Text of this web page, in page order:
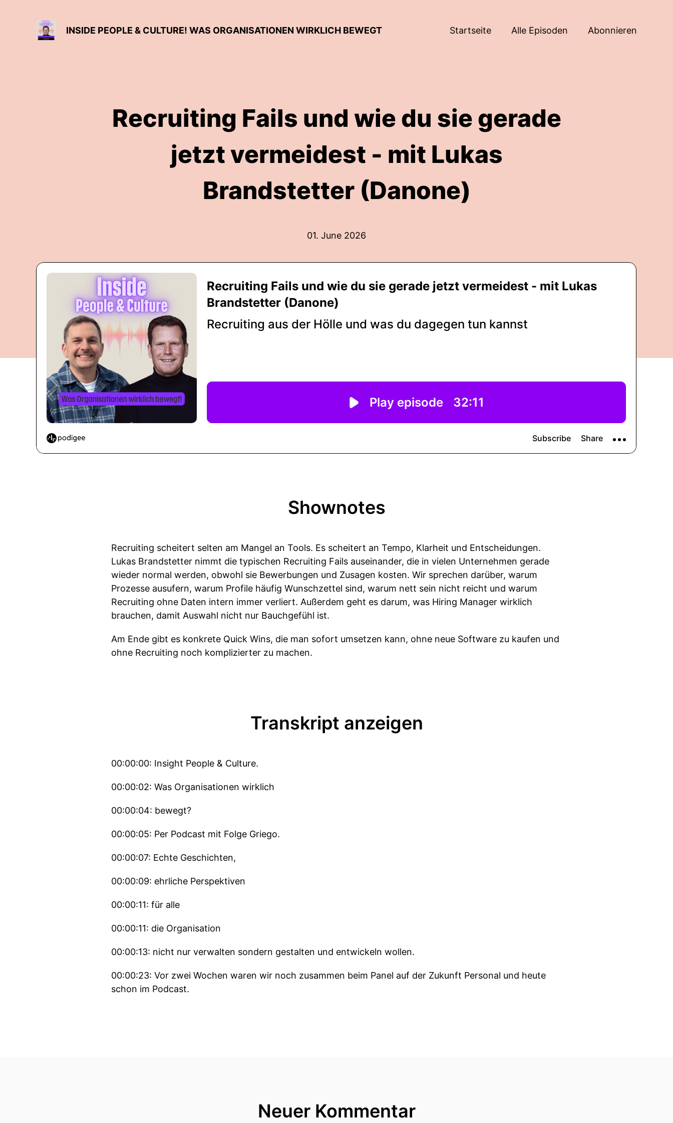
INSIDE PEOPLE & CULTURE! WAS ORGANISATIONEN WIRKLICH BEWEGT Startseite Alle Episoden Abonnieren
Recruiting Fails und wie du sie gerade
jetzt vermeidest - mit Lukas
Brandstetter (Danone)
01. June 2026
Shownotes
Recruiting scheitert selten am Mangel an Tools. Es scheitert an Tempo, Klarheit und Entscheidungen.
Lukas Brandstetter nimmt die typischen Recruiting Fails auseinander, die in vielen Unternehmen gerade
wieder normal werden, obwohl sie Bewerbungen und Zusagen kosten. Wir sprechen darüber, warum
Prozesse ausufern, warum Profile häufig Wunschzettel sind, warum nett sein nicht reicht und warum
Recruiting ohne Daten intern immer verliert. Außerdem geht es darum, was Hiring Manager wirklich
brauchen, damit Auswahl nicht nur Bauchgefühl ist.
Am Ende gibt es konkrete Quick Wins, die man sofort umsetzen kann, ohne neue Software zu kaufen und
ohne Recruiting noch komplizierter zu machen.
Transkript anzeigen
00:00:00: Insight People & Culture.
00:00:02: Was Organisationen wirklich
00:00:04: bewegt?
00:00:05: Per Podcast mit Folge Griego.
00:00:07: Echte Geschichten,
00:00:09: ehrliche Perspektiven
00:00:11: für alle
00:00:11: die Organisation
00:00:13: nicht nur verwalten sondern gestalten und entwickeln wollen.
00:00:23: Vor zwei Wochen waren wir noch zusammen beim Panel auf der Zukunft Personal und heute
schon im Podcast.
Neuer Kommentar